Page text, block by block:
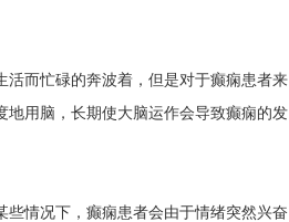
而忙碌的奔波着，但是对于癫痫患者来
用脑，长期使大脑运作会导致癫痫的发
情况下，癫痫患者会由于情绪突然兴奋